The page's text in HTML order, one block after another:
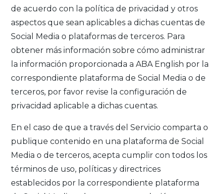
de acuerdo con la política de privacidad y otros
aspectos que sean aplicables a dichas cuentas de
Social Media o plataformas de terceros. Para
obtener más información sobre cómo administrar
la información proporcionada a ABA English por la
correspondiente plataforma de Social Media o de
terceros, por favor revise la configuración de
privacidad aplicable a dichas cuentas.
En el caso de que a través del Servicio comparta o
publique contenido en una plataforma de Social
Media o de terceros, acepta cumplir con todos los
términos de uso, políticas y directrices
establecidos por la correspondiente plataforma